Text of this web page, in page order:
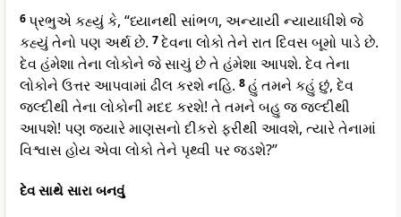
6પ્રભુએ કહ્યું કે, “ધ્યાનથી સાંભળ, અન્યાયી ન્યાયાધીશે જે
કહ્યું તેનો પણ અર્થ છે. 7દેવના લોકો તેને રાત દિવસ બૂમો પાડે છે.
દેવ હંમેશા તેના લોકોને જે સાચું છે તે હંમેશા આપશે. દેવ તેના
લોકોને ઉત્તર આપવામાં ઢીલ કરશે નહિ. 8હું તમને કહું છું, દેવ
જલ્દીથી તેના લોકોની મદદ કરશે! તે તમને બહુ જ જલ્દીથી
આપશે! પણ જ્યારે માણસનો દીકરો ફરીથી આવશે, ત્યારે તેનામાં
વિશ્વાસ હોય એવા લોકો તેને પૃથ્વી પર જડશે?”
દેવ સાથે સારા બનવું